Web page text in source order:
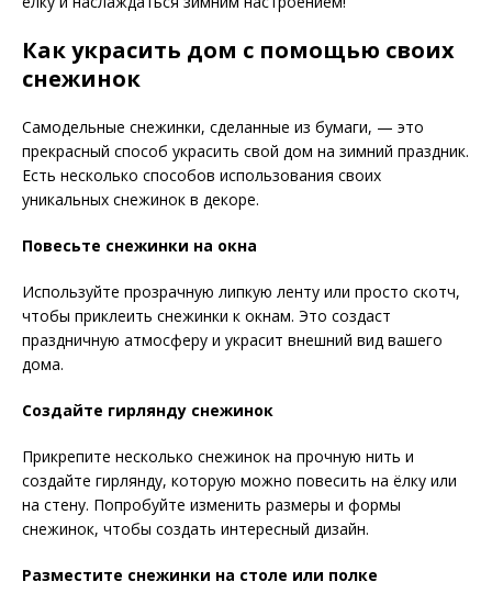
Как украсить дом с помощью своих
снежинок
Самодельные снежинки, сделанные из бумаги, — это
прекрасный способ украсить свой дом на зимний праздник.
Есть несколько способов использования своих
уникальных снежинок в декоре.
Повесьте снежинки на окна
Используйте прозрачную липкую ленту или просто скотч,
чтобы приклеить снежинки к окнам. Это создаст
праздничную атмосферу и украсит внешний вид вашего
дома.
Создайте гирлянду снежинок
Прикрепите несколько снежинок на прочную нить и
создайте гирлянду, которую можно повесить на ёлку или
на стену. Попробуйте изменить размеры и формы
снежинок, чтобы создать интересный дизайн.
Разместите снежинки на столе или полке